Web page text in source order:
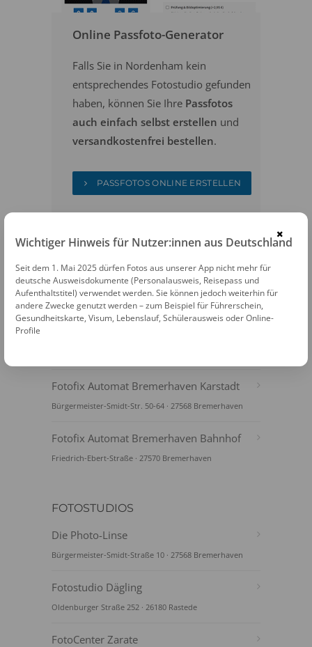
Online Passfoto-Generator
Falls Sie in Nordenham kein
entsprechendes Fotostudio gefunden
haben, können Sie Ihre Passfotos
auch einfach selbst erstellen und
versandkostenfrei bestellen.
PASSFOTOS ONLINE ERSTELLEN
FOTOAUTOMATEN
Fotofix Automat Bremerhaven Karstadt
Bürgermeister-Smidt-Str. 50-64 · 27568 Bremerhaven
Fotofix Automat Bremerhaven Bahnhof
Friedrich-Ebert-Straße · 27570 Bremerhaven
FOTOSTUDIOS
Die Photo-Linse
Bürgermeister-Smidt-Straße 10 · 27568 Bremerhaven
Fotostudio Dägling
Oldenburger Straße 252 · 26180 Rastede
FotoCenter Zarate
×
Wichtiger Hinweis für Nutzer:innen aus Deutschland
Seit dem 1. Mai 2025 dürfen Fotos aus unserer App nicht mehr für
deutsche Ausweisdokumente (Personalausweis, Reisepass und
Aufenthaltstitel) verwendet werden. Sie können jedoch weiterhin für
andere Zwecke genutzt werden – zum Beispiel für Führerschein,
Gesundheitskarte, Visum, Lebenslauf, Schülerausweis oder Online-
Profile